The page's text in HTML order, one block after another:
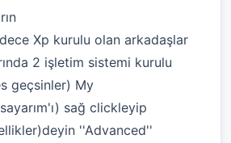
Xp kurulu olan arkadaşlar
2 işletim sistemi kurulu
geçsinler) My
sağ clickleyip
''Advanced''